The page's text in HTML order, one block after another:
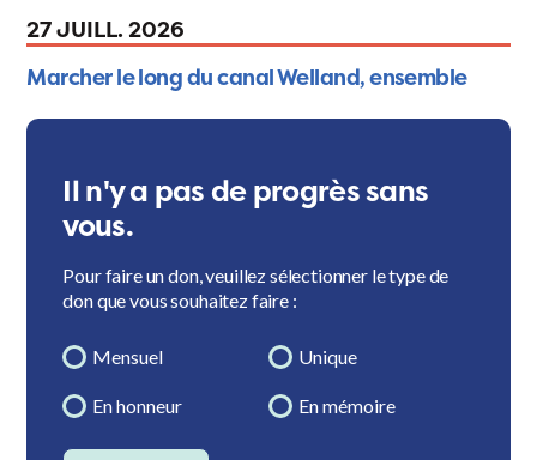
27 JUILL. 2026
Marcher le long du canal Welland, ensemble
Il n'y a pas de progrès sans
vous.
Pour faire un don, veuillez sélectionner le type de
don que vous souhaitez faire :
Mensuel Unique
En honneur En mémoire